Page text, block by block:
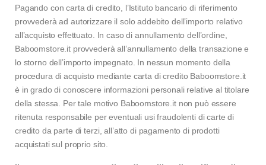
Pagando con carta di credito, l’Istituto bancario di riferimento
provvederà ad autorizzare il solo addebito dell’importo relativo
all’acquisto effettuato. In caso di annullamento dell’ordine,
Baboomstore.it provvederà all’annullamento della transazione e
lo storno dell’importo impegnato. In nessun momento della
procedura di acquisto mediante carta di credito Baboomstore.it
è in grado di conoscere informazioni personali relative al titolare
della stessa. Per tale motivo Baboomstore.it non può essere
ritenuta responsabile per eventuali usi fraudolenti di carte di
credito da parte di terzi, all’atto di pagamento di prodotti
acquistati sul proprio sito.